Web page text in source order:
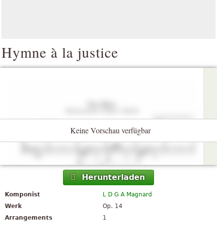
Hymne à la justice
Keine Vorschau verfügbar
Herunterladen
Komponist
L D G A Magnard
Werk
Op. 14
Arrangements
1